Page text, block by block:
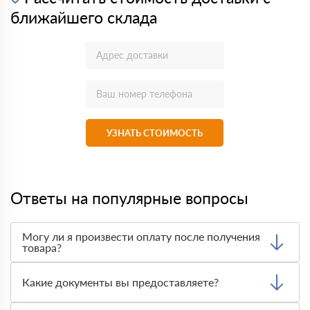
ближайшего склада
УЗНАТЬ СТОИМОСТЬ
Ответы на популярные вопросы
Могу ли я произвести оплату после получения
товара?
Тем не менее, если качество полученных вами товаров
неприемлемо, вы можете отказаться от них.
Какие документы вы предоставляете?